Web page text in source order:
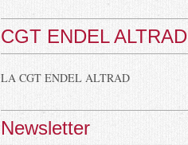
CGT ENDEL ALTRAD
LA CGT ENDEL ALTRAD
Newsletter